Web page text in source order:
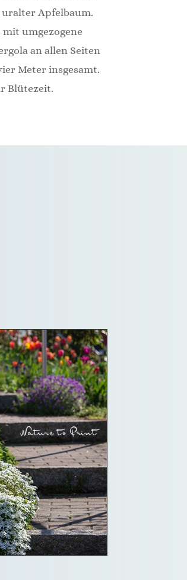
Apfelbaum.
mit umgezogene
an allen Seiten
Meter insgesamt.
Blütezeit.